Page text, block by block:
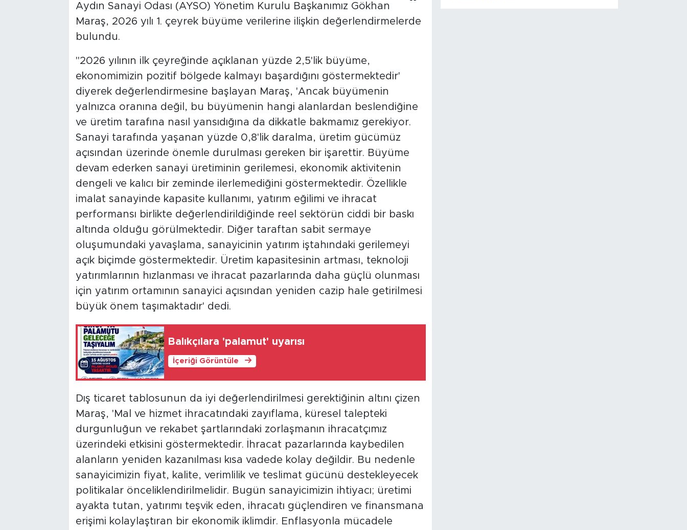
Aydın Sanayi Odası (AYSO) Yönetim Kurulu Başkanımız Gökhan
Maraş, 2026 yılı 1. çeyrek büyüme verilerine ilişkin değerlendirmelerde
bulundu.
''2026 yılının ilk çeyreğinde açıklanan yüzde 2,5'lik büyüme,
ekonomimizin pozitif bölgede kalmayı başardığını göstermektedir'
diyerek değerlendirmesine başlayan Maraş, 'Ancak büyümenin
yalnızca oranına değil, bu büyümenin hangi alanlardan beslendiğine
ve üretim tarafına nasıl yansıdığına da dikkatle bakmamız gerekiyor.
Sanayi tarafında yaşanan yüzde 0,8'lik daralma, üretim gücümüz
açısından üzerinde önemle durulması gereken bir işarettir. Büyüme
devam ederken sanayi üretiminin gerilemesi, ekonomik aktivitenin
dengeli ve kalıcı bir zeminde ilerlemediğini göstermektedir. Özellikle
imalat sanayinde kapasite kullanımı, yatırım eğilimi ve ihracat
performansı birlikte değerlendirildiğinde reel sektörün ciddi bir baskı
altında olduğu görülmektedir. Diğer taraftan sabit sermaye
oluşumundaki yavaşlama, sanayicinin yatırım iştahındaki gerilemeyi
açık biçimde göstermektedir. Üretim kapasitesinin artması, teknoloji
yatırımlarının hızlanması ve ihracat pazarlarında daha güçlü olunması
için yatırım ortamının sanayici açısından yeniden cazip hale getirilmesi
büyük önem taşımaktadır' dedi.
Balıkçılara 'palamut' uyarısı
İçeriği Görüntüle
Dış ticaret tablosunun da iyi değerlendirilmesi gerektiğinin altını çizen
Maraş, 'Mal ve hizmet ihracatındaki zayıflama, küresel talepteki
durgunluğun ve rekabet şartlarındaki zorlaşmanın ihracatçımız
üzerindeki etkisini göstermektedir. İhracat pazarlarında kaybedilen
alanların yeniden kazanılması kısa vadede kolay değildir. Bu nedenle
sanayicimizin fiyat, kalite, verimlilik ve teslimat gücünü destekleyecek
politikalar önceliklendirilmelidir. Bugün sanayicimizin ihtiyacı; üretimi
ayakta tutan, yatırımı teşvik eden, ihracatı güçlendiren ve finansmana
erişimi kolaylaştıran bir ekonomik iklimdir. Enflasyonla mücadele